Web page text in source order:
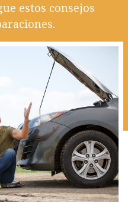
estos consejos